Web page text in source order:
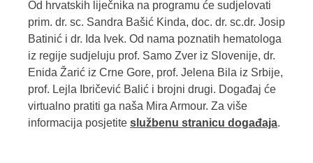
Od hrvatskih liječnika na programu će sudjelovati
prim. dr. sc. Sandra Bašić Kinda, doc. dr. sc.dr. Josip
Batinić i dr. Ida Ivek. Od nama poznatih hematologa
iz regije sudjeluju prof. Samo Zver iz Slovenije, dr.
Enida Žarić iz Crne Gore, prof. Jelena Bila iz Srbije,
prof. Lejla Ibričević Balić i brojni drugi. Događaj će
virtualno pratiti ga naša Mira Armour. Za više
informacija posjetite službenu stranicu događaja.